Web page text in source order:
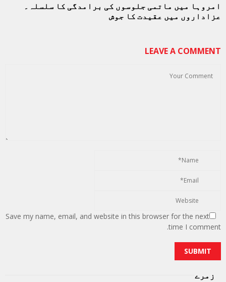
امروہا میں ماتمی جلوسوں کی برامدگی کا سلسلہ۔
عزاداروں میں عقیدت کا جوش
LEAVE A COMMENT
Save my name, email, and website in this browser for the next
time I comment.
زمرے